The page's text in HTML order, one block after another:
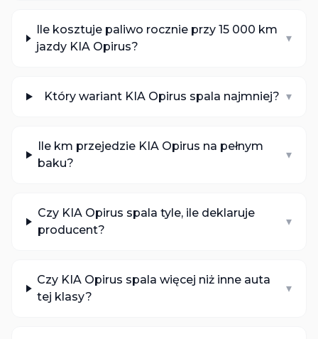
Ile kosztuje paliwo rocznie przy 15 000 km
jazdy KIA Opirus?
▾
Który wariant KIA Opirus spala najmniej? ▾
Ile km przejedzie KIA Opirus na pełnym
baku?
▾
Czy KIA Opirus spala tyle, ile deklaruje
producent?
▾
Czy KIA Opirus spala więcej niż inne auta
tej klasy?
▾